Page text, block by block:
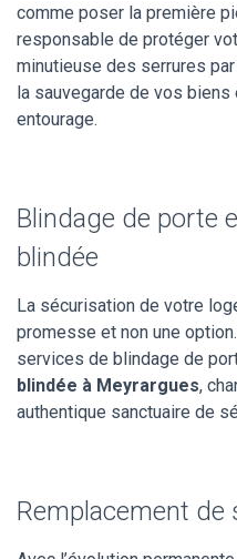
comme poser la première
responsable de protéger
minutieuse des serrures
la sauvegarde de vos
entourage.
Blindage de porte
blindée
La sécurisation de votre
promesse et non une
services de blindage de
blindée à Meyrargues,
authentique sanctuaire de
Remplacement de